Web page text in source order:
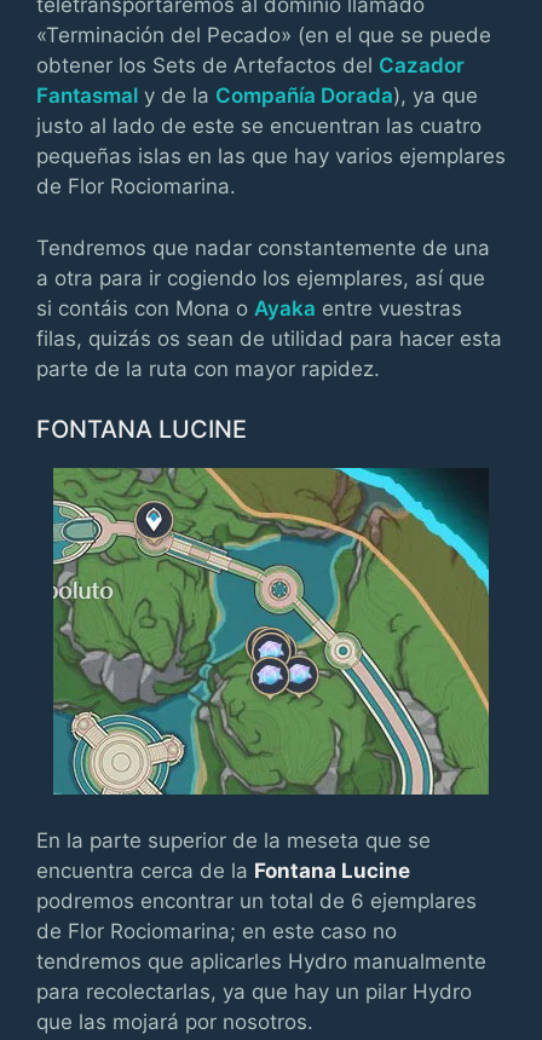
teletransportaremos al dominio llamado
«Terminación del Pecado» (en el que se puede
obtener los Sets de Artefactos del Cazador
Fantasmal y de la Compañía Dorada), ya que
justo al lado de este se encuentran las cuatro
pequeñas islas en las que hay varios ejemplares
de Flor Rociomarina.
Tendremos que nadar constantemente de una
a otra para ir cogiendo los ejemplares, así que
si contáis con Mona o Ayaka entre vuestras
filas, quizás os sean de utilidad para hacer esta
parte de la ruta con mayor rapidez.
FONTANA LUCINE
En la parte superior de la meseta que se
encuentra cerca de la Fontana Lucine
podremos encontrar un total de 6 ejemplares
de Flor Rociomarina; en este caso no
tendremos que aplicarles Hydro manualmente
para recolectarlas, ya que hay un pilar Hydro
que las mojará por nosotros.